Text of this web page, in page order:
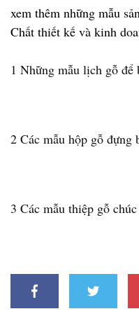
xem thêm những mẫu
Chất thiết kế và kinh
1 Những mẫu lịch gỗ để
2 Các mẫu hộp gỗ đựng
3 Các mẫu thiệp gỗ